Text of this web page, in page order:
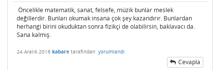
Öncelikle matematik, sanat, felsefe, müzik bunlar meslek
değillerdir. Bunları okumak insana çok şey kazandırır. Bunlardan
herhangi birini okuduktan sonra fizikçi de olabilirsin, baklavacı da.
Sana kalmış.
24 Aralık 2016 kabare tarafından yorumlandı
Cevapla